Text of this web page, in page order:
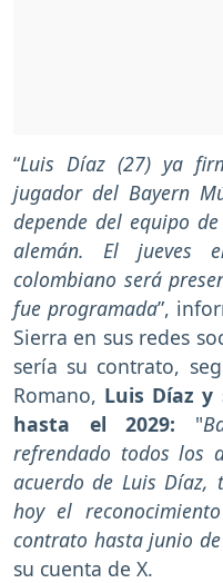
“Luis Díaz (27) ya
jugador del Bayern
depende del equipo
alemán. El jueves
colombiano será
fue programada”,
Sierra en sus redes
sería su contrato,
Romano, Luis Díaz
hasta el 2029: "
refrendado todos los
acuerdo de Luis Díaz,
hoy el
contrato hasta junio
su cuenta de X.